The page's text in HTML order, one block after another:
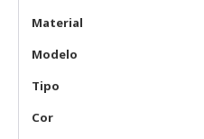
Material
Modelo
Tipo
Cor